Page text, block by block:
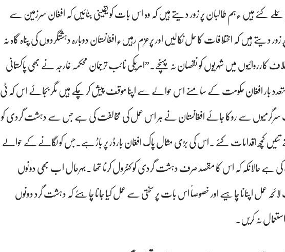
پاکستان نے جواب میں افغانستان پر فضائی حملے کئے ہیں ٫ہم طالبان پر زور دیتے ہیں کہ وہ اس بات کو یقینی بنائیں کہ افغان سرزمین سے
حملے نہ کئے جائیں٫پاکستان اور افغانستان پر زور دیتے ہیں کہ اختلافات کا حل نکالیں اور پرعزم رہیں٫افغانستان دوبارہ دہشتگردوں کی پناہ گاہ نہ
کارروائیوں میں شہریوں کو نقصان نہ پہنچے۔”امریکی نائب ترجمان محکمہ خارجہ نے بھی پاکستانی
بار افغان حکومت کے سامنے اس حوالے سے اپنا موقف پیش کر چکے ہیں مگر بجائے اس کہ ٹی
سرگرمیوں سے روکا جائے افغانستان نے ہر اس عمل کی مخالفت کی ہے جس سے دہشت گردی کو
کچھ اقدامات کئے ۔اس کی بڑی مثال پاک افغان بارڈر پر باڑ ہے۔جس کو لگانے کے حوالے
ہے حالانکہ کہ اس کا مقصد صرف دہشت گردی کو کنٹرول کرنا تھا ۔بہرحال اب بھی دونوں
عمل اپنانا چاہیے اور خصوصاً اس بات پر سختی سے عمل کیا جانا چاہئے کہ دہشت گرد دونوں
نہ کریں۔